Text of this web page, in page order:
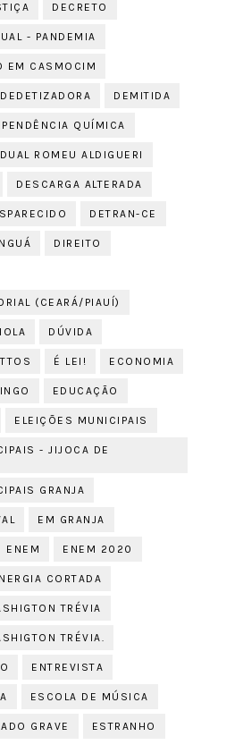
DECRETO
- PANDEMIA
EM CASMOCIM
DEDETIZADORA DEMITIDA
QUÍMICA
ROMEU ALDIGUERI
DESCARGA ALTERADA
DETRAN-CE
DIREITO
(CEARÁ/PIAUÍ)
DÚVIDA
É LEI! ECONOMIA
EDUCAÇÃO
ELEIÇÕES MUNICIPAIS
- JIJOCA DE
GRANJA
EM GRANJA
ENEM ENEM 2020
CORTADA
TRÉVIA
TRÉVIA.
ENTREVISTA
ESCOLA DE MÚSICA
GRAVE ESTRANHO